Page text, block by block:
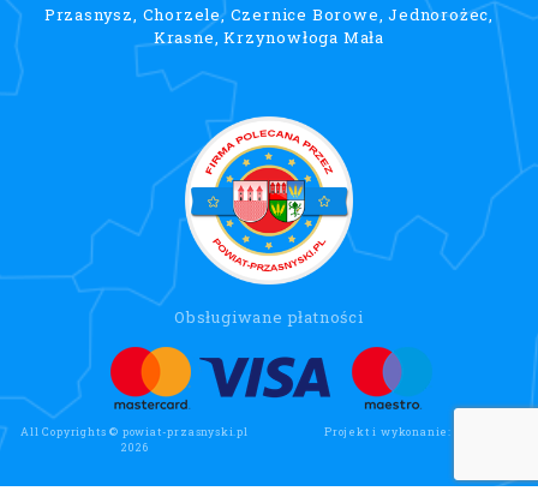
Przasnysz, Chorzele, Czernice Borowe, Jednorożec,
Krasne, Krzynowłoga Mała
Obsługiwane płatności
All Copyrights © powiat-przasnyski.pl
2026
Projekt i wykonanie: